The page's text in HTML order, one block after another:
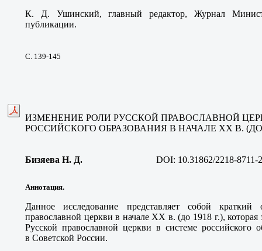
К. Д. Ушинский, главный редактор, Журнал
публикации.
С. 139-145
ИЗМЕНЕНИЕ РОЛИ РУССКОЙ ПРАВОСЛАВНОЙ
РОССИЙСКОГО ОБРАЗОВАНИЯ В НАЧАЛЕ XX В. (ДО
Бизяева Н. Д. DOI: 10.31862/2218-8711-
Аннотация.
Данное исследование представляет собой
православной церкви в начале XX в. (до 1918 г.), которая
Русской православной церкви в системе российского
в Советской России.